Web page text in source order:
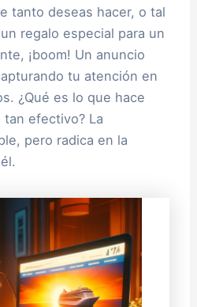
tanto deseas hacer, o tal
regalo especial para un
¡boom! Un anuncio
tu atención en
¿Qué es lo que hace
efectivo? La
pero radica en la